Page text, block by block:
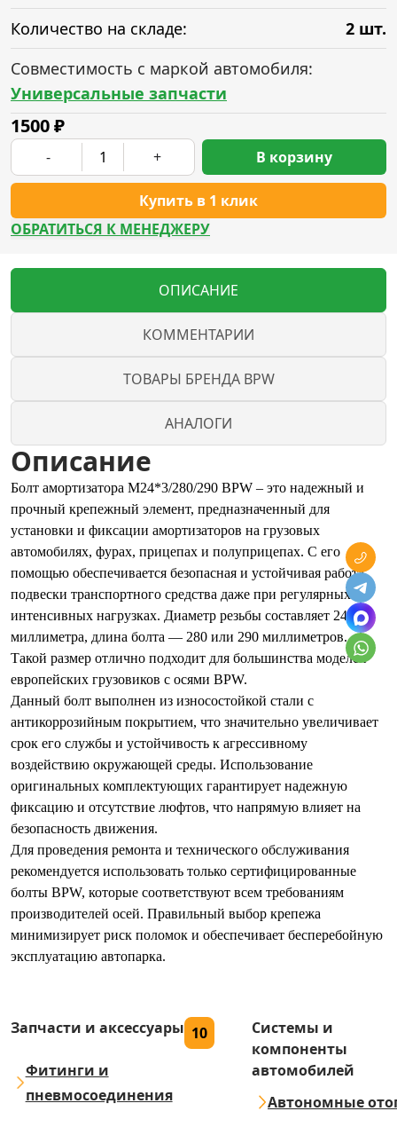
Количество на складе:
2 шт.
Совместимость с маркой автомобиля:
Универсальные запчасти
1500₽
- +
Купить в 1 клик
В корзину
ОБРАТИТЬСЯ К МЕНЕДЖЕРУ
ОПИСАНИЕ
КОММЕНТАРИИ
ТОВАРЫ БРЕНДА BPW
АНАЛОГИ
Описание
Болт амортизатора M24*3/280/290 BPW – это надежный и
прочный крепежный элемент, предназначенный для
установки и фиксации амортизаторов на грузовых
автомобилях, фурах, прицепах и полуприцепах. С его
помощью обеспечивается безопасная и устойчивая работа
подвески транспортного средства даже при регулярных
интенсивных нагрузках. Диаметр резьбы составляет 24
миллиметра, длина болта — 280 или 290 миллиметров.
Такой размер отлично подходит для большинства моделей
европейских грузовиков с осями BPW.
Данный болт выполнен из износостойкой стали с
антикоррозийным покрытием, что значительно увеличивает
срок его службы и устойчивость к агрессивному
воздействию окружающей среды. Использование
оригинальных комплектующих гарантирует надежную
фиксацию и отсутствие люфтов, что напрямую влияет на
безопасность движения.
Для проведения ремонта и технического обслуживания
рекомендуется использовать только сертифицированные
болты BPW, которые соответствуют всем требованиям
производителей осей. Правильный выбор крепежа
минимизирует риск поломок и обеспечивает бесперебойную
эксплуатацию автопарка.
Запчасти и аксессуары 10
Фитинги и
пневмосоединения
Системы и
компоненты
автомобилей
Автономные